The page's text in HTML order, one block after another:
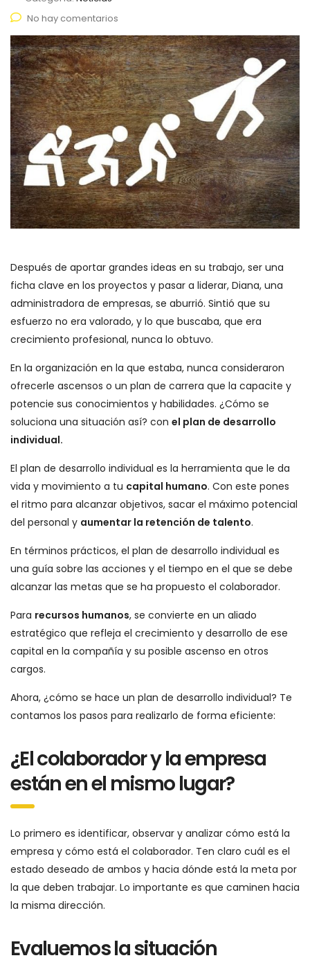
No hay comentarios
Después de aportar grandes ideas en su trabajo, ser una
ficha clave en los proyectos y pasar a liderar, Diana, una
administradora de empresas, se aburrió. Sintió que su
esfuerzo no era valorado, y lo que buscaba, que era
crecimiento profesional, nunca lo obtuvo.
En la organización en la que estaba, nunca consideraron
ofrecerle ascensos o un plan de carrera que la capacite y
potencie sus conocimientos y habilidades. ¿Cómo se
soluciona una situación así? con el plan de desarrollo
individual.
El plan de desarrollo individual es la herramienta que le da
vida y movimiento a tu capital humano. Con este pones
el ritmo para alcanzar objetivos, sacar el máximo potencial
del personal y aumentar la retención de talento.
En términos prácticos, el plan de desarrollo individual es
una guía sobre las acciones y el tiempo en el que se debe
alcanzar las metas que se ha propuesto el colaborador.
Para recursos humanos, se convierte en un aliado
estratégico que refleja el crecimiento y desarrollo de ese
capital en la compañía y su posible ascenso en otros
cargos.
Ahora, ¿cómo se hace un plan de desarrollo individual? Te
contamos los pasos para realizarlo de forma eficiente:
¿El colaborador y la empresa
están en el mismo lugar?
Lo primero es identificar, observar y analizar cómo está la
empresa y cómo está el colaborador. Ten claro cuál es el
estado deseado de ambos y hacia dónde está la meta por
la que deben trabajar. Lo importante es que caminen hacia
la misma dirección.
Evaluemos la situación